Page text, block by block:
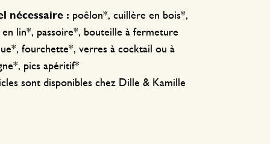
nécessaire : poêlon*, cuillère en bois*,
en lin*, passoire*, bouteille à fermeture
fourchette*, verres à cocktail ou à
pics apéritif*
sont disponibles chez Dille & Kamille